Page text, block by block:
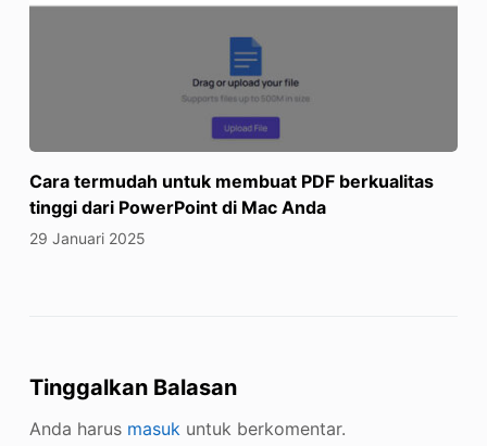
Cara termudah untuk membuat PDF berkualitas
tinggi dari PowerPoint di Mac Anda
29 Januari 2025
Tinggalkan Balasan
Anda harus masukuntuk berkomentar.